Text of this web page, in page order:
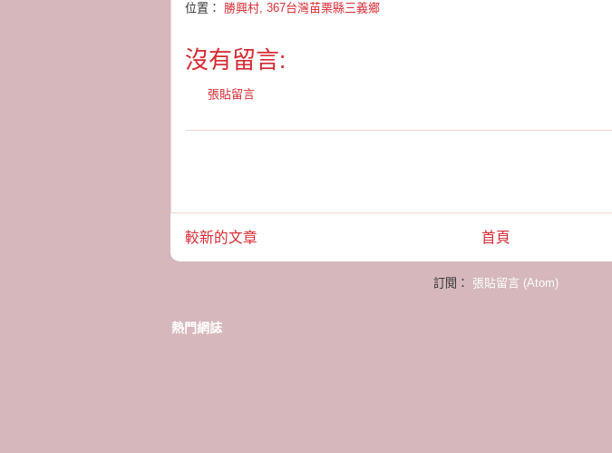
位置： 勝興村, 367台灣苗栗縣三義鄉
沒有留言:
張貼留言
較新的文章 首頁
訂閱： 張貼留言 (Atom)
熱門網誌